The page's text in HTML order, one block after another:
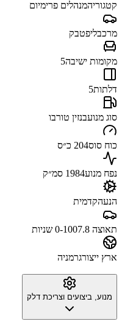
קטגוריהמנהלים פרימיום
מרכבליפטבק
מקומות ישיבה5
דלתות5
סוג מנועבנזין טורבו
כוח סוס204 כ״ס
נפח מנוע1984 סמ״ק
הנעהקדמית
תאוצה 0-100 7.8 שניות
ארץ ייצורגרמניה
מנוע, ביצועים וצריכת דלק